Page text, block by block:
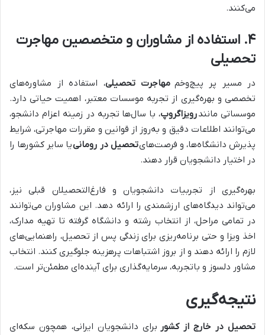
می‌کنند.
۴. استفاده از مشاوران و متخصصین مهاجرت
تحصیلی
در مسیر پر پیچ‌وخم مهاجرت تحصیلی، استفاده از مشاوره‌های
تخصصی و بهره‌گیری از تجربه موسسات معتبر، اهمیت حیاتی دارد.
موسساتی مانندرویزاگروپ، با سال‌ها تجربه در زمینه اعزام دانشجو،
می‌توانند اطلاعات دقیق و به‌روز از قوانین و مقررات مهاجرتی، شرایط
پذیرش دانشگاه‌ها، و فرصت‌هایتحصیل در رومانییا سایر کشورها را
در اختیار دانشجویان قرار دهند.
بهره‌گیری از تجربیات دانشجویان و فارغ‌التحصیلان قبلی نیز،
می‌تواند دیدگاه‌های ارزشمندی را ارائه دهد. این مشاوران می‌توانند
در تمامی مراحل، از انتخاب رشته و دانشگاه گرفته تا تهیه مدارک،
اخذ ویزا و حتی برنامه‌ریزی برای زندگی پس از تحصیل، راهنمایی‌های
لازم را ارائه دهند و از بروز اشتباهات پرهزینه جلوگیری کنند. انتخاب
مشاور دلسوز و باتجربه، سرمایه‌گذاری برای آینده‌ای مطمئن‌تر است.
نتیجه‌گیری
تحصیل در خارج از کشور برای دانشجویان ایرانی، همچون سکه‌ای